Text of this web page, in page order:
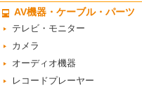
AV機器・ケーブル・パーツ
テレビ・モニター
カメラ
オーディオ機器
レコードプレーヤー